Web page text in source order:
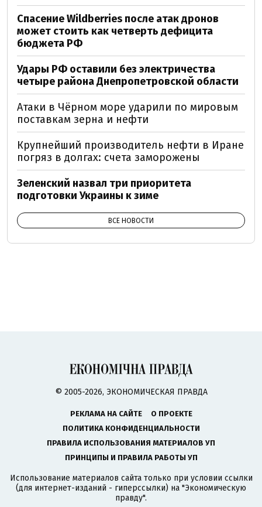
Спасение Wildberries после атак дронов
может стоить как четверть дефицита
бюджета РФ
Удары РФ оставили без электричества
четыре района Днепропетровской области
Атаки в Чёрном море ударили по мировым
поставкам зерна и нефти
Крупнейший производитель нефти в Иране
погряз в долгах: счета заморожены
Зеленский назвал три приоритета
подготовки Украины к зиме
ВСЕ НОВОСТИ
© 2005-2026, ЭКОНОМИЧЕСКАЯ ПРАВДА
РЕКЛАМА НА САЙТЕ
О ПРОЕКТЕ
ПОЛИТИКА КОНФИДЕНЦИАЛЬНОСТИ
ПРАВИЛА ИСПОЛЬЗОВАНИЯ МАТЕРИАЛОВ УП
ПРИНЦИПЫ И ПРАВИЛА РАБОТЫ УП
Использование материалов сайта только при условии ссылки
(для интернет-изданий - гиперссылки) на "Экономическую
правду".